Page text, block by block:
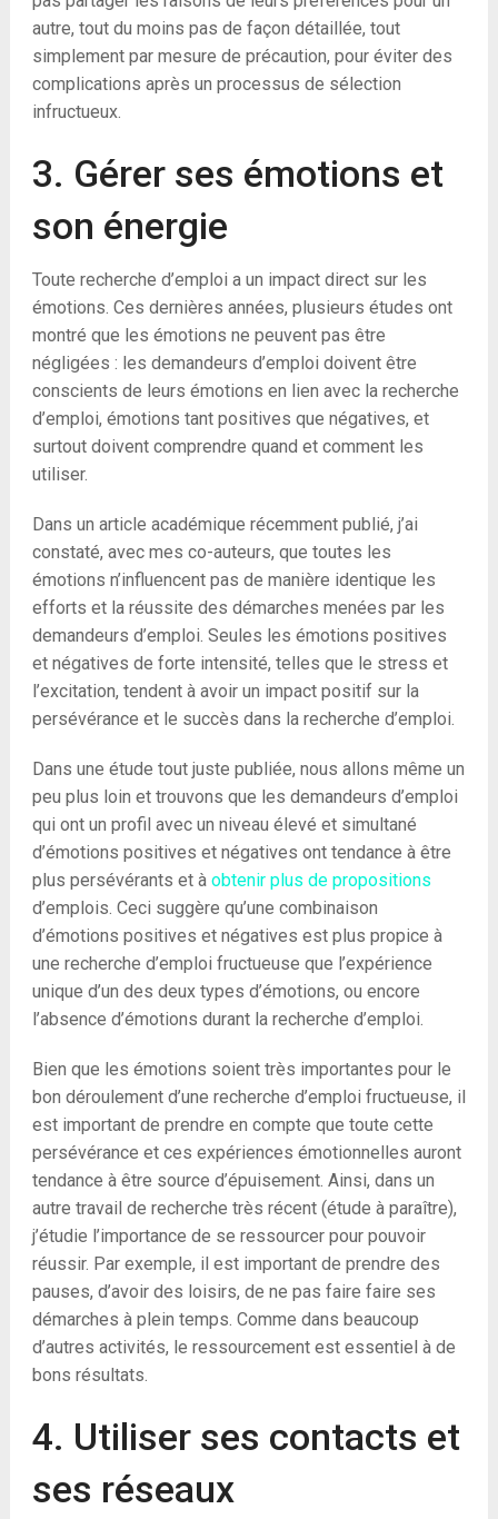
autre, tout du moins pas de façon détaillée, tout
simplement par mesure de précaution, pour éviter des
complications après un processus de sélection
infructueux.
3. Gérer ses émotions et
son énergie
Toute recherche d’emploi a un impact direct sur les
émotions. Ces dernières années, plusieurs études ont
montré que les émotions ne peuvent pas être
négligées : les demandeurs d’emploi doivent être
conscients de leurs émotions en lien avec la recherche
d’emploi, émotions tant positives que négatives, et
surtout doivent comprendre quand et comment les
utiliser.
Dans un article académique récemment publié, j’ai
constaté, avec mes co-auteurs, que toutes les
émotions n’influencent pas de manière identique les
efforts et la réussite des démarches menées par les
demandeurs d’emploi. Seules les émotions positives
et négatives de forte intensité, telles que le stress et
l’excitation, tendent à avoir un impact positif sur la
persévérance et le succès dans la recherche d’emploi.
Dans une étude tout juste publiée, nous allons même un
peu plus loin et trouvons que les demandeurs d’emploi
qui ont un profil avec un niveau élevé et simultané
d’émotions positives et négatives ont tendance à être
plus persévérants et à obtenir plus de propositions
d’emplois. Ceci suggère qu’une combinaison
d’émotions positives et négatives est plus propice à
une recherche d’emploi fructueuse que l’expérience
unique d’un des deux types d’émotions, ou encore
l’absence d’émotions durant la recherche d’emploi.
Bien que les émotions soient très importantes pour le
bon déroulement d’une recherche d’emploi fructueuse, il
est important de prendre en compte que toute cette
persévérance et ces expériences émotionnelles auront
tendance à être source d’épuisement. Ainsi, dans un
autre travail de recherche très récent (étude à paraître),
j’étudie l’importance de se ressourcer pour pouvoir
réussir. Par exemple, il est important de prendre des
pauses, d’avoir des loisirs, de ne pas faire faire ses
démarches à plein temps. Comme dans beaucoup
d’autres activités, le ressourcement est essentiel à de
bons résultats.
4. Utiliser ses contacts et
ses réseaux